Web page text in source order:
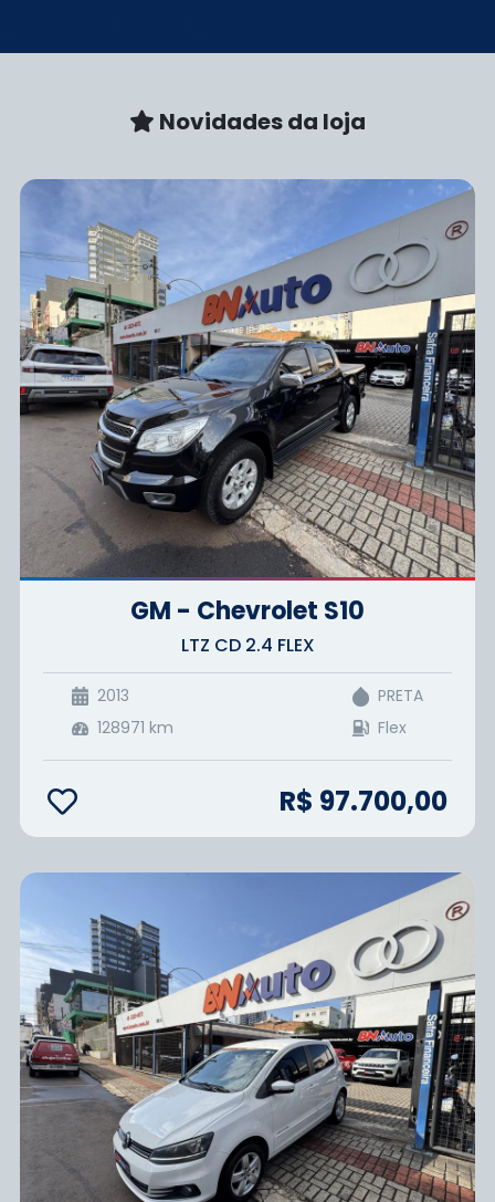
Novidades da loja
GM - Chevrolet S10
LTZ CD 2.4 FLEX
2013
128971 km
PRETA
Flex
R$ 97.700,00